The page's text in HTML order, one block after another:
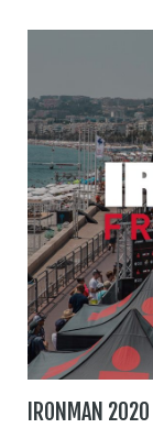
IRONMAN 2020